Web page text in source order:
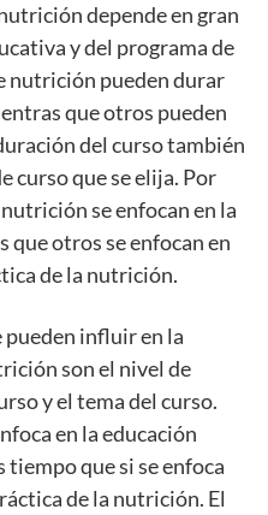
depende en gran
y del programa de
nutrición pueden durar
que otros pueden
del curso también
curso que se elija. Por
se enfocan en la
que otros se enfocan en
de la nutrición.
pueden influir en la
son el nivel de
y el tema del curso.
en la educación
tiempo que si se enfoca
de la nutrición. El